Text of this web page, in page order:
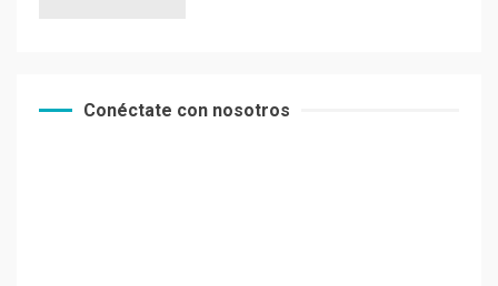
Conéctate con nosotros